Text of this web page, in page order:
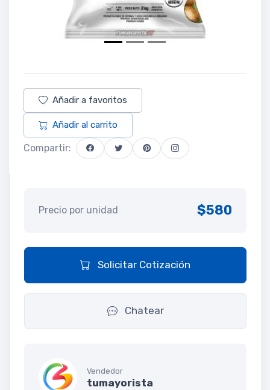
Añadir a favoritos
Añadir al carrito
Compartir:
Precio por unidad $580
Solicitar Cotización
Chatear
Vendedor
tumayorista